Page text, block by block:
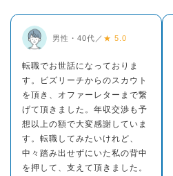
男性・40代／ ★ 5.0
転職でお世話になっておりま
す。ビズリーチからのスカウト
を頂き、オファーレターまで繋
げて頂きました。年収交渉も予
想以上の額で大変感謝していま
す。転職してみたいけれど、
中々踏み出せずにいた私の背中
を押して、支えて頂きました。